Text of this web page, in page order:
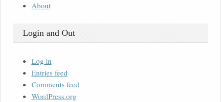
About
Login and Out
Log in
Entries feed
Comments feed
WordPress.org